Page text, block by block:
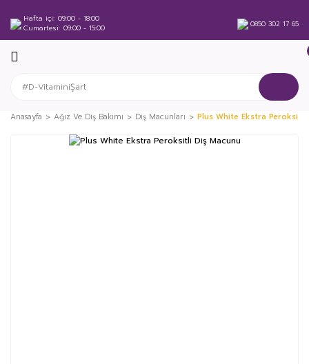
Hafta içi 09:00 - 18:00
Cumartesi 09:00 - 15:00 0850 302 17 65
Anasayfa Ağız Ve Diş Bakımı Diş Macunları Plus White Ekstra Peroksitli